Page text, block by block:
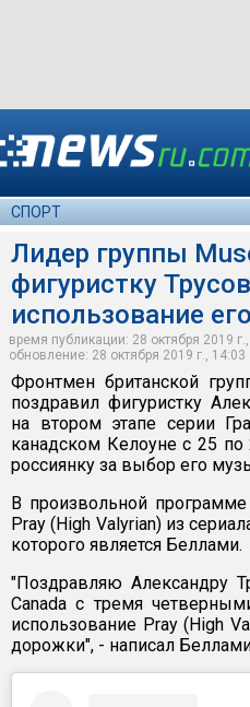
СПОРТ
Лидер группы
фигуристку
использование
время публикации: 28 октября 2019
обновление: 28 октября 2019 г., 14:03
Фронтмен британской
поздравил фигуристку
на втором этапе серии
канадском Келоуне с 25 по
россиянку за выбор его
В произвольной программе
Pray (High Valyrian) из
которого является Беллами.
"Поздравляю Александру
Canada с тремя
использование Pray (High
дорожки", - написал